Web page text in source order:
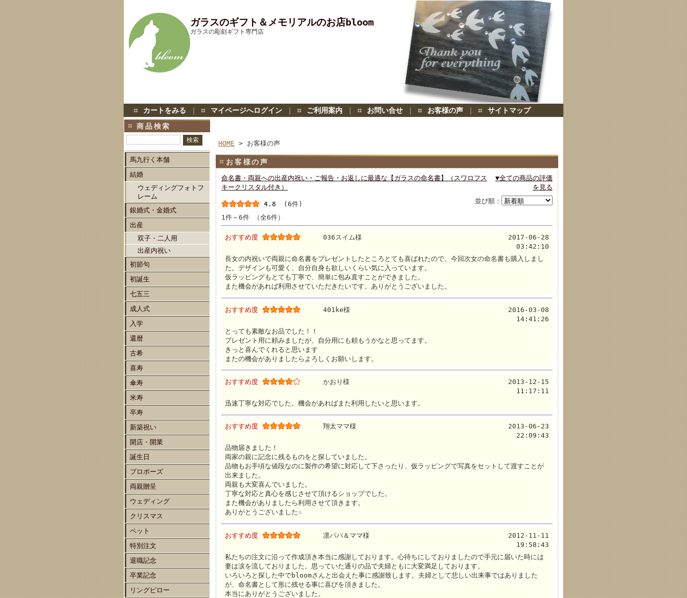
ガラスのギフト＆メモリアルのお店bloom
ガラスの彫刻ギフト専門店
カートをみる ｜ マイページへログイン ｜ ご利用案内 ｜ お問い合せ ｜ お客様の声 ｜
サイトマップ
商品検索
馬九行く本舗
結婚
ウェディングフォトフ
レーム
銀婚式・金婚式
出産
双子・二人用
出産内祝い
初節句
初誕生
七五三
成人式
入学
還暦
古希
喜寿
傘寿
米寿
卒寿
新築祝い
開店・開業
誕生日
プロポーズ
両親贈呈
ウェディング
クリスマス
ペット
特別注文
退職記念
卒業記念
リングピロー
HOME > お客様の声
お客様の声
命名書・両親への出産内祝い・ご報告・お返しに最適な【ガラスの命名書】（スワロフス
キークリスタル付き）
▼全ての商品の評価
を見る
4.8 (6件) 並び順：
1件～6件 （全6件）
おすすめ度 036スイム様
2017-06-28
03:42:10
長女の内祝いで両親に命名書をプレゼントしたところとても喜ばれたので、今回次女の命名書も購入しまし
た。デザインも可愛く、自分自身も欲しいくらい気に入っています。
仮ラッピングもとても丁寧で、簡単に包み直すことができました。
また機会があれば利用させていただきたいです。ありがとうございました。
おすすめ度 401ke様
2016-03-08
14:41:26
とっても素敵なお品でした！！
プレゼント用に頼みましたが、自分用にも頼もうかなと思ってます。
きっと喜んでくれると思います
またの機会がありましたらよろしくお願いします。
おすすめ度 かおり様
2013-12-15
11:17:11
迅速丁寧な対応でした。機会があればまた利用したいと思います。
おすすめ度 翔太ママ様
2013-06-23
22:09:43
品物届きました！
両家の親に記念に残るものをと探していました。
品物もお手頃な値段なのに製作の希望に対応して下さったり、仮ラッピングで写真をセットして渡すことが
出来ました。
両親も大変喜んでいました。
丁寧な対応と真心を感じさせて頂けるショップでした。
また機会がありましたら利用させて頂きます。
ありがとうございました☆
おすすめ度 凛パパ＆ママ様
2012-11-11
19:58:43
私たちの注文に沿って作成頂き本当に感謝しております。心待ちにしておりましたので手元に届いた時には
妻は涙を流しておりました。思っていた通りの品で夫婦ともに大変満足しております。
いろいろと探した中でbloomさんと出会えた事に感謝致します。夫婦として悲しい出来事ではありました
が、命名書として形に残せる事に喜びを頂きました。
本当にありがとうございました。